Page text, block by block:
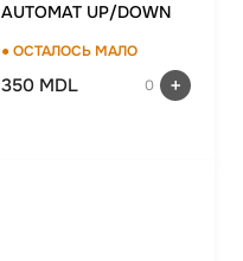
AUTOMAT UP/DOWN
● ОСТАЛОСЬ МАЛО
350 MDL 0